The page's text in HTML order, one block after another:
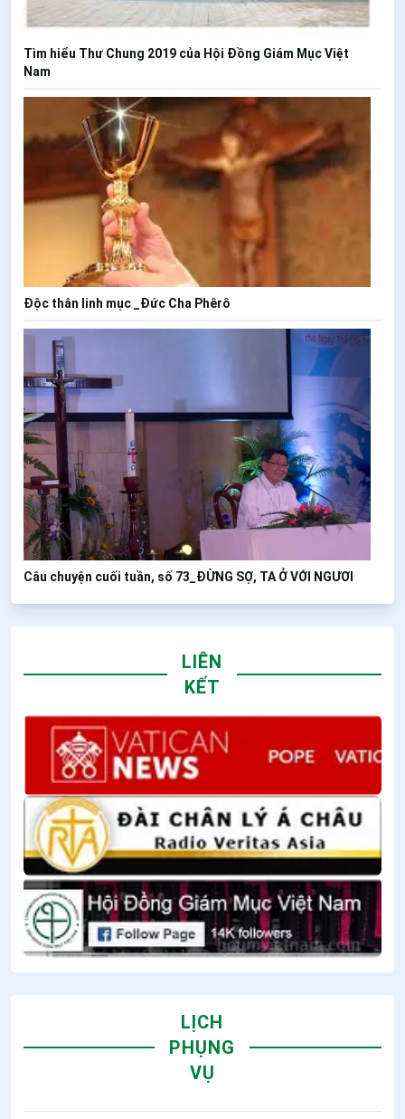
Tìm hiểu Thư Chung 2019 của Hội Đồng Giám Mục Việt
Nam
Độc thân linh mục _Đức Cha Phêrô
Câu chuyện cuối tuần, số 73_ĐỪNG SỢ, TA Ở VỚI NGƯƠI
LIÊN
KẾT
LỊCH
PHỤNG
VỤ